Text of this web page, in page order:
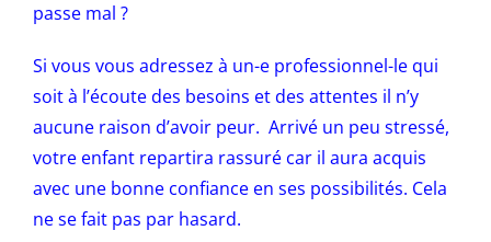
passe mal ?
Si vous vous adressez à un-e professionnel-le qui
soit à l’écoute des besoins et des attentes il n’y
aucune raison d’avoir peur. Arrivé un peu stressé,
votre enfant repartira rassuré car il aura acquis
avec une bonne confiance en ses possibilités. Cela
ne se fait pas par hasard.